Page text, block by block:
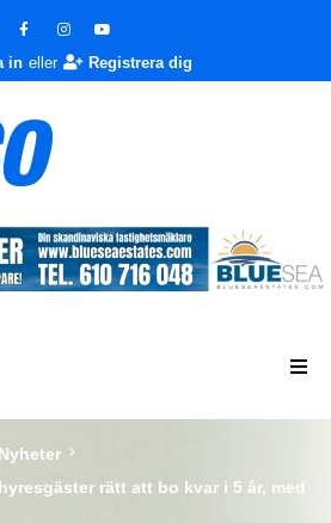
in eller Registrera dig
Nyheter
rätt att bo kvar i 5 år, med